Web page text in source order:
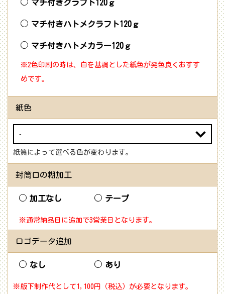
マチ付きクラフト120ｇ
マチ付きハトメクラフト120ｇ
マチ付きハトメカラー120ｇ
※2色印刷の時は、白を基調とした紙色が発色良くおすす
めです。
紙色
紙質によって選べる色が変わります。
封筒口の糊加工
加工なし テープ
※通常納品日に追加で3営業日となります。
ロゴデータ追加
なし あり
※版下制作代として1,100円（税込）が必要となります。